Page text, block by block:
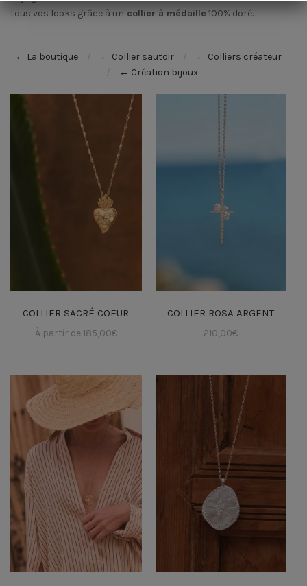
tous vos looks grâce à un collier à médaille 100% doré.
← La boutique ← Collier sautoir
← Colliers créateur
← Création bijoux
COLLIER SACRÉ COEUR
À partir de 185,00€
COLLIER ROSA ARGENT
210,00€